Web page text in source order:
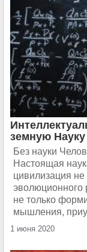
земную Науку
Без науки
Настоящая
цивилизация
эволюционного
не только
мышления,
1 июня 2020